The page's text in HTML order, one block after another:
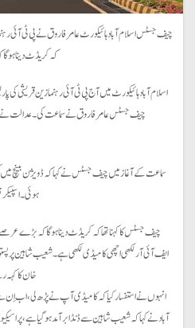
چیف جسٹس اسلام آباد ہائیکورٹ عامر فاروق نے پی ٹی آئی
کہ کریڈٹ دینا ہوگا
اسلام آباد ہائیکورٹ میں آج پی ٹی آئی رہنما زین قریشی
چیف جسٹس عامر فاروق نے سماعت کی۔ عدالت نے
سماعت کے آغاز میں چیف جسٹس نے کہا کہ ڈویژن بینچ میں
ہوئی۔
چیف جسٹس کا کہنا تھا کہ کریڈٹ دینا ہو گا کہ بڑے
ایف آئی آر لکھی اچھی کامیڈی لکھی ہے۔ شعیب شاہین پر
خان کا کہہ
انہوں نے استفسار کیا کہ کامیڈی آپ نے پڑھ لی، اب اِن سے
آباد نے کہا کہ شعیب شاہین سے ڈنڈا برآمد ہو گیا ہے،